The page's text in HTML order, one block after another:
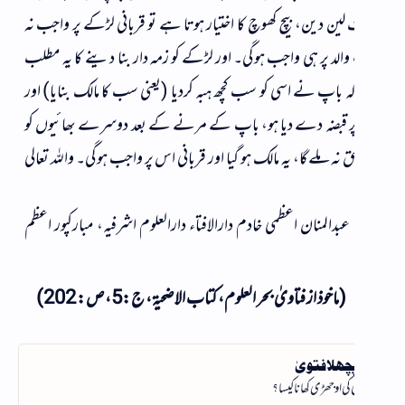
دین، بیچ کھوچ کا اختیار ہوتا ہے تو قربانی لڑکے پر واجب نہ
پر ہی واجب ہوگی۔ اور لڑکے کو زمہ دار بنا دینے کا یہ مطلب
نے اسی کو سب کچھ ہبہ کردیا (یعنی سب کا مالک بنایا) اور
قبضہ دے دیا ہو، باپ کے مرنے کے بعد دوسرے بھائیوں کو
نہ ملے گا، یہ مالک ہو گیا اور قربانی اس پر واجب ہوگی۔ واللہ تعالی
عبدالمنان اعظمی خادم دارالافتاء دارالعلوم اشرفیہ، مبارکپور اعظم
(ماخوذ از فتاویٰ بحر العلوم، كتاب الاضحية، ج:5، ص: 202)